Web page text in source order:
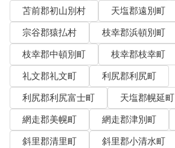
苫前郡初山別村
天塩郡遠別町
宗谷郡猿払村
枝幸郡浜頓別町
枝幸郡中頓別町
枝幸郡枝幸町
礼文郡礼文町
利尻郡利尻町
利尻郡利尻富士町
天塩郡幌延町
網走郡美幌町
網走郡津別町
斜里郡清里町
斜里郡小清水町